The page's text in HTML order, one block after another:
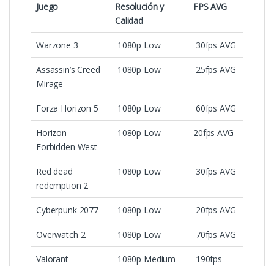
Juego
Resolución y
Calidad
FPS AVG
Warzone 3 1080p Low 30fps AVG
Assassin’s Creed
Mirage
1080p Low 25fps AVG
Forza Horizon 5 1080p Low 60fps AVG
Horizon
Forbidden West
1080p Low 20fps AVG
Red dead
redemption 2
1080p Low 30fps AVG
Cyberpunk 2077 1080p Low 20fps AVG
Overwatch 2 1080p Low 70fps AVG
Valorant 1080p Medium
190fps